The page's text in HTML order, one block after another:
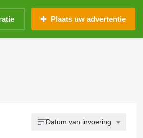
Plaats uw advertentie
Datum van invoering